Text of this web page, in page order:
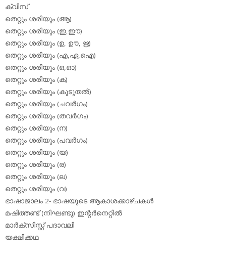
ക്വിസ്
തെറ്റും ശരിയും (ആ)
തെറ്റും ശരിയും (ഇ,ഈ)
തെറ്റും ശരിയും (ഉ, ഊ, ഋ)
തെറ്റും ശരിയും (എ,ഏ,ഐ)
തെറ്റും ശരിയും (ഒ,ഓ)
തെറ്റും ശരിയും (ക)
തെറ്റും ശരിയും (കൂടുതല്‍)
തെറ്റും ശരിയും (ചവര്‍ഗം)
തെറ്റും ശരിയും (തവര്‍ഗം)
തെറ്റും ശരിയും (ന)
തെറ്റും ശരിയും (പവര്‍ഗം)
തെറ്റും ശരിയും (യ)
തെറ്റും ശരിയും (ര)
തെറ്റും ശരിയും (ല)
തെറ്റും ശരിയും (വ)
ഭാഷാജാലം 2- ഭാഷയുടെ ആകാശക്കാഴ്ചകള്‍
മഷിത്തണ്ട് (നിഘണ്ടു) ഇന്റര്‍നെറ്റില്‍
മാര്‍ക്‌സിസ്റ്റ് പദാവലി
യക്ഷിക്കഥ